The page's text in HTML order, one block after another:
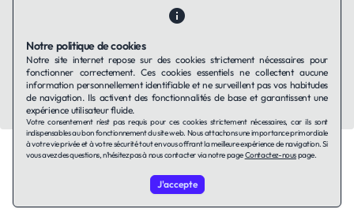
Politique de cookies
LinkedIn
© 2026 TAFFin.Tech. Tous droits réservés.
Notre politique de cookies
Notre site internet repose sur des cookies strictement nécessaires pour
fonctionner correctement. Ces cookies essentiels ne collectent aucune
information personnellement identifiable et ne surveillent pas vos habitudes
de navigation. Ils activent des fonctionnalités de base et garantissent une
expérience utilisateur fluide.
Votre consentement n'est pas requis pour ces cookies strictement nécessaires, car ils sont
indispensables au bon fonctionnement du site web. Nous attachons une importance primordiale
à votre vie privée et à votre sécurité tout en vous offrant la meilleure expérience de navigation. Si
vous avez des questions, n'hésitez pas à nous contacter via notre pageContactez-nouspage.
J'accepte